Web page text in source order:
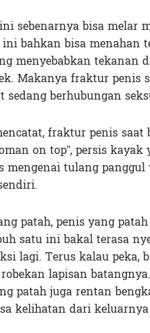
sebenarnya bisa
bahkan bisa menahan
menyebabkan tekanan
Makanya fraktur penis
sedang berhubungan
fraktur penis
on top”, persis
mengenai tulang
patah, penis yang
satu ini bakal terasa
lagi. Terus kalau peka,
lapisan
patah juga rentan
kelihatan dari